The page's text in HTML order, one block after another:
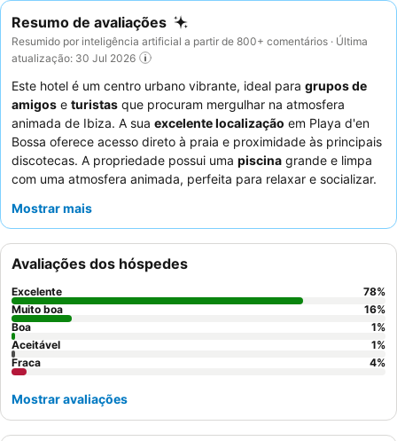
Resumo de avaliações
Resumido por inteligência artificial a partir de 800+ comentários · Última
atualização: 30 Jul 2026
Este hotel é um centro urbano vibrante, ideal para grupos de
amigos e turistas que procuram mergulhar na atmosfera
animada de Ibiza. A sua excelente localização em Playa d'en
Bossa oferece acesso direto à praia e proximidade às principais
discotecas. A propriedade possui uma piscina grande e limpa
com uma atmosfera animada, perfeita para relaxar e socializar.
acolhedores e atenciosos
preparados na hora. Para quem procura as melhores vistas,
considere pedir um quarto num andar superior com vista parcial
para o mar.
Mostrar mais
Avaliações dos hóspedes
Excelente 78%
Muito boa
16%
Boa
1%
Aceitável
1%
Fraca
4%
Mostrar avaliações